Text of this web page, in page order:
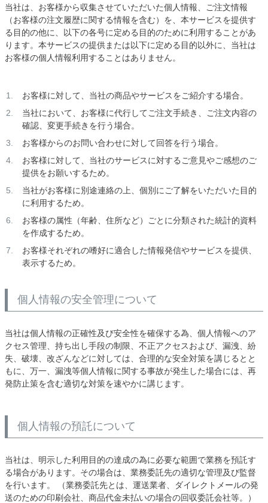
当社は、お客様から収集させていただいた個人情報、ご注文情報
（お客様の注文履歴に関する情報を含む）を、本サービスを提供す
る目的の他に、以下の各号に定める目的のために利用することがあ
ります。本サービスの提供または以下に定める目的以外に、当社は
お客様の個人情報利用することはありません。
お客様に対して、当社の商品やサービスをご紹介する場合。
当社において、お客様に代行してご注文手続き、ご注文内容の
確認、変更手続きを行う場合。
お客様からのお問い合わせに対して回答を行う場合。
お客様に対して、当社のサービスに対するご意見やご感想のご
提供をお願いするため。
当社がお客様に別途連絡の上、個別にご了解をいただいた目的
に利用するため。
お客様の属性（年齢、住所など）ごとに分類された統計的資料
を作成するため。
お客様それぞれの嗜好に適合した情報発信やサービスを提供、
表示するため。
個人情報の安全管理について
当社は個人情報の正確性及び安全性を確保する為、個人情報へのア
クセス管理、持ち出し手段の制限、不正アクセスおよび、漏洩、紛
失、破壊、改ざんなどに対しては、合理的な安全対策を講じるとと
もに、万一、漏洩等個人情報に関する事故が発生した場合には、再
発防止策を含む適切な対策を速やかに講じます。
個人情報の預託について
当社は、明示した利用目的の達成の為に必要な範囲で業務を預託す
る場合があります。その場合は、業務委託先の適切な管理及び監督
を行います。 （業務委託先とは、運送業者、ダイレクトメールの発
送のための印刷会社、商品代金未払いの場合の回収委託会社等。）